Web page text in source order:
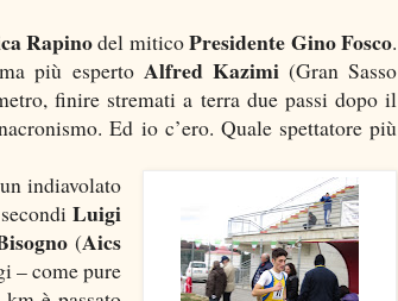
Rapinodel miticoPresidente Gino Fosco.
più esperto Alfred Kazimi (Gran Sasso
finire stremati a terra due passi dopo il
Ed io c’ero. Quale spettatore più
indiavolato
Luigi
(Aics
– come pure